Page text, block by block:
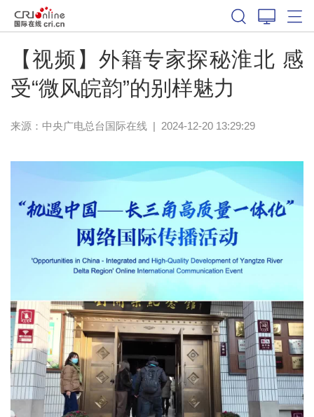
【视频】外籍专家探秘淮北 感
受“微风皖韵”的别样魅力
来源：中央广电总台国际在线| 2024-12-20 13:29:29